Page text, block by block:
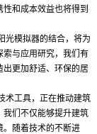
和成本效益也将得到
光模拟器的结合，将为
索与应用研究，我们有
出更加舒适、环保的居
术工具，正在推动建筑
我们不仅能够提升建筑
。随着技术的不断进